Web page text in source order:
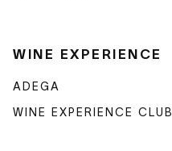
WINE EXPERIENCE
ADEGA
WINE EXPERIENCE CLUB